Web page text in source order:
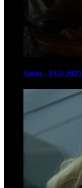
Saros - TGS 2025